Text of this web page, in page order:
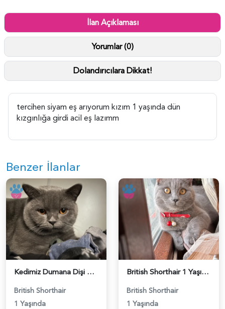
İlan Açıklaması
Yorumlar (0)
Dolandırıcılara Dikkat!
tercihen siyam eş arıyorum kızım 1 yaşında dün
kızgınlığa girdi acil eş lazımm
Benzer İlanlar
Kedimiz Dumana Dişi Eş arıyoruz - 118984658
British Shorthair
1 Yaşında
British Shorthair 1 Yaşında Eş Arıyor - 118984662
British Shorthair
1 Yaşında